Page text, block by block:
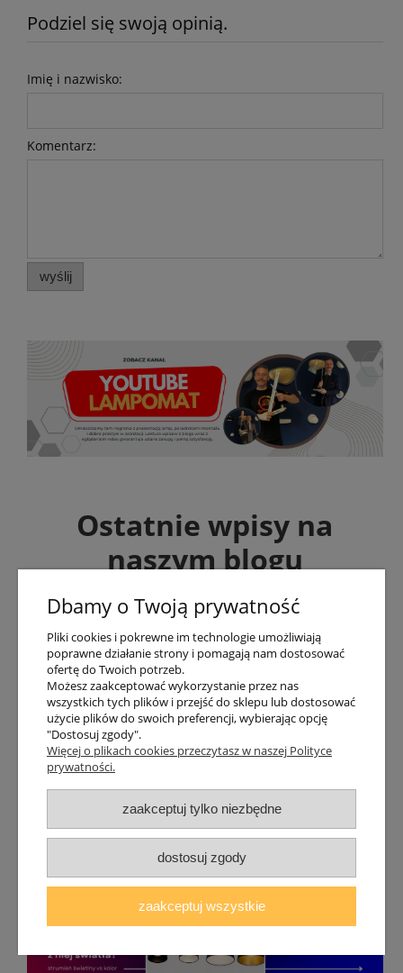
Podziel się swoją opinią.
Imię i nazwisko:
Komentarz:
wyślij
Ostatnie wpisy na
naszym blogu
Nowe filtry w kategorii szynoprzewody
05-08-2026
Płytkie natynkowe czarne szynoprzewody
magnetyczne Loonari typ A w mieszkaniu
04-08-2026
Dbamy o Twoją prywatność
Pliki cookies i pokrewne im technologie umożliwiają
poprawne działanie strony i pomagają nam dostosować
ofertę do Twoich potrzeb.
Możesz zaakceptować wykorzystanie przez nas
wszystkich tych plików i przejść do sklepu lub dostosować
użycie plików do swoich preferencji, wybierając opcję
"Dostosuj zgody".
Więcej o plikach cookies przeczytasz w naszej Polityce
prywatności.
zaakceptuj tylko niezbędne
dostosuj zgody
zaakceptuj wszystkie